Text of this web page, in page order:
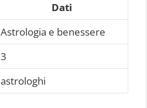
Dati
Astrologia e benessere
3
astrologhi